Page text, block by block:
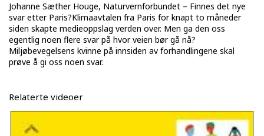
Johanne Sæther Houge, Naturvernforbundet – Finnes det nye
svar etter Paris?Klimaavtalen fra Paris for knapt to måneder
siden skapte medieoppslag verden over. Men ga den oss
egentlig noen flere svar på hvor veien bør gå nå?
Miljøbevegelsens kvinne på innsiden av forhandlingene skal
prøve å gi oss noen svar.
Relaterte videoer